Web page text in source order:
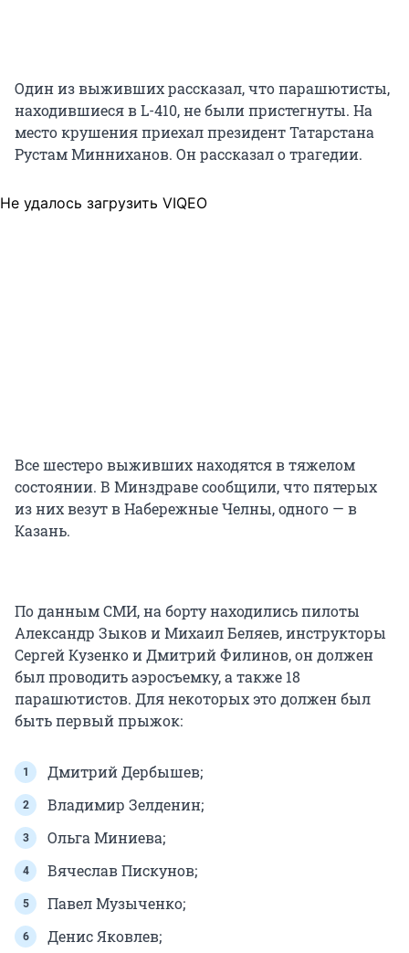
Один из выживших рассказал, что парашютисты,
находившиеся в L-410, не были пристегнуты. На
место крушения приехал президент Татарстана
Рустам Минниханов. Он рассказал о трагедии.
Не удалось загрузить VIQEO
Все шестеро выживших находятся в тяжелом
состоянии. В Минздраве сообщили, что пятерых
из них везут в Набережные Челны, одного — в
Казань.
По данным СМИ, на борту находились пилоты
Александр Зыков и Михаил Беляев, инструкторы
Сергей Кузенко и Дмитрий Филинов, он должен
был проводить аэросъемку, а также 18
парашютистов. Для некоторых это должен был
быть первый прыжок:
Дмитрий Дербышев;
Владимир Зелденин;
Ольга Миниева;
Вячеслав Пискунов;
Павел Музыченко;
Денис Яковлев;